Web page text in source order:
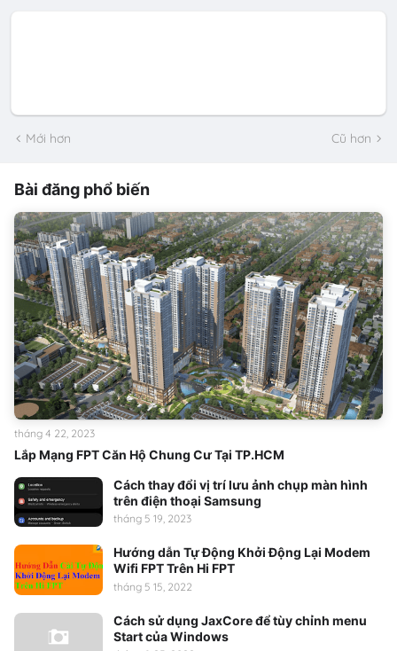
Mới hơn Cũ hơn
Bài đăng phổ biến
Lắp Mạng FPT Căn Hộ Chung Cư Tại TP.HCM
tháng 4 22, 2023
Cách thay đổi vị trí lưu ảnh chụp màn hình
trên điện thoại Samsung
tháng 5 19, 2023
Hướng dẫn Tự Động Khởi Động Lại Modem
Wifi FPT Trên Hi FPT
tháng 5 15, 2022
Cách sử dụng JaxCore để tùy chỉnh menu
Start của Windows